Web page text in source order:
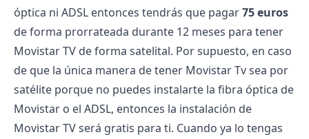
óptica ni ADSL entonces tendrás que pagar75 euros
de forma prorrateada durante 12 meses para tener
Movistar TV de forma satelital. Por supuesto, en caso
de que la única manera de tener Movistar Tv sea por
satélite porque no puedes instalarte la fibra óptica de
Movistar o el ADSL, entonces la instalación de
Movistar TV será gratis para ti. Cuando ya lo tengas